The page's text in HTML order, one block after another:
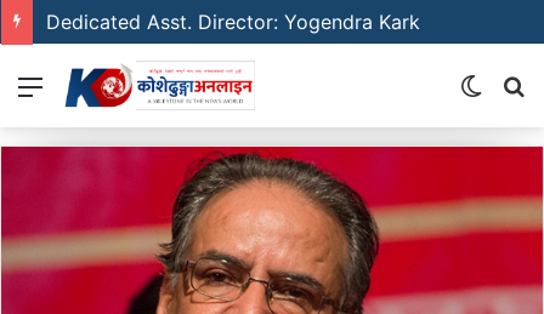
Dedicated Asst. Director: Yogendra Kark
Menu
Switch